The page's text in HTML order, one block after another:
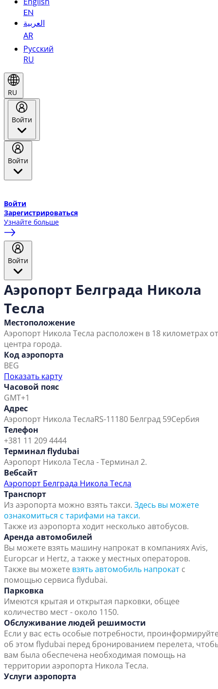
EN
العربية
AR
Русский
RU
RU
Войти
Войти
Войти
Зарегистрироваться
Узнайте больше
Войти
Аэропорт Белграда Никола
Тесла
Местоположение
Аэропорт Никола Тесла расположен в 18 километрах от
центра города.
Код аэропорта
BEG
Показать карту
Часовой пояс
GMT+1
Адрес
Аэропорт Никола ТеслаRS-11180 Белград 59Сербия
Телефон
+381 11 209 4444
Терминал flydubai
Аэропорт Никола Тесла - Терминал 2.
Вебсайт
Аэропорт Белграда Никола Тесла
Транспорт
Из аэропорта можно взять такси. Здесь вы можете
ознакомиться с тарифами на такси.
Также из аэропорта ходит несколько автобусов.
Аренда автомобилей
Вы можете взять машину напрокат в компаниях Avis,
Europcar и Hertz, а также у местных операторов.
Также вы можете взять автомобиль напрокат с
помощью сервиса flydubai.
Парковка
Имеются крытая и открытая парковки, общее
количество мест - около 1150.
Обслуживание людей решимости
Если у вас есть особые потребности,
об этом flydubai перед бронированием перелета,
вам была обеспечена необходимая помощь на
территории аэропорта Никола Тесла.
Услуги аэропорта